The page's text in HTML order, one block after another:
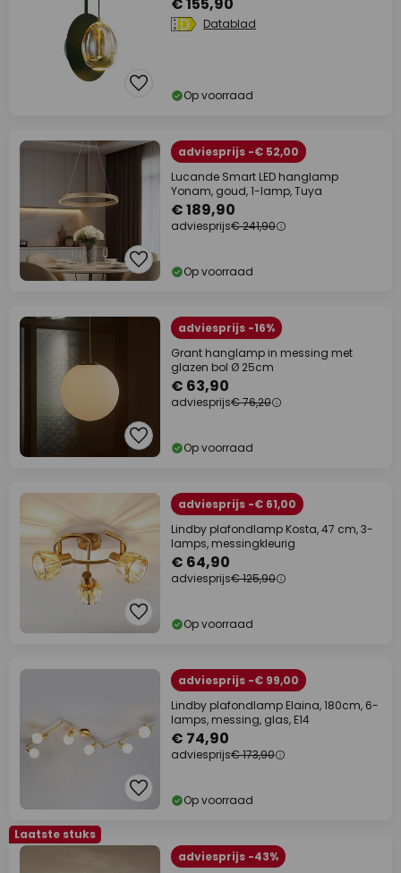
Datablad
Op voorraad
adviesprijs -€ 52,00
Lucande Smart LED hanglamp
Yonam, goud, 1-lamp, Tuya
€ 189,90
adviesprijs€ 241,90
Op voorraad
adviesprijs -16%
Grant hanglamp in messing met
glazen bol Ø 25cm
€ 63,90
adviesprijs€ 76,20
Op voorraad
adviesprijs -€ 61,00
Lindby plafondlamp Kosta, 47 cm, 3-
lamps, messingkleurig
€ 64,90
adviesprijs€ 125,90
Op voorraad
adviesprijs -€ 99,00
Lindby plafondlamp Elaina, 180cm, 6-
lamps, messing, glas, E14
€ 74,90
adviesprijs€ 173,90
Op voorraad
Laatste stuks
adviesprijs -43%